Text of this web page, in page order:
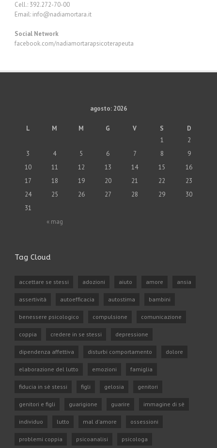
Cell.: 392.272-70-00
Email: info@nadiamortara.it
Social Network
facebook.com/nadiamortarapsicoterapeuta
agosto: 2026
L M M G V S D
« mag
1
2
3
4 5 6 7 8
9
10
11 12 13 14 15
16
17
18 19 20 21 22
23
24
25 26 27 28 29
30
31
Tag Cloud
accettare se stessi adozioni aiuto amore ansia
assertività autoefficacia autostima bambini
benessere psicologico compulsione comunicazione
coppia credere in se stessi depressione
dipendenza affettiva disturbi comportamento dolore
elaborazione del lutto emozioni famiglia
fiducia in sè stessi figli gelosia genitori
genitori e figli guarigione guarire immagine di sè
individuo lutto mal d'amore ossessioni
problemi coppia psicoanalisi psicologa